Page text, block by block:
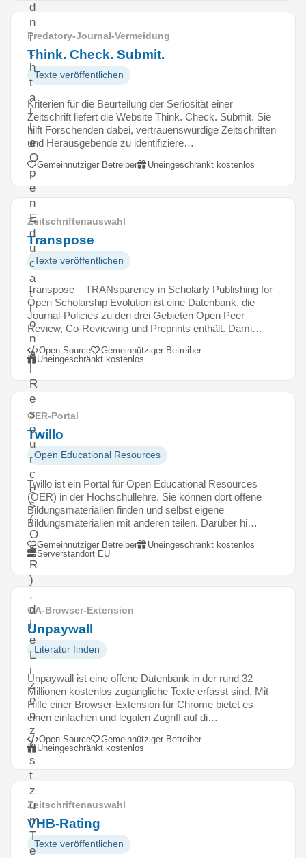
d
n
i
c
h
t
a
l
l
e
O
p
e
n
E
d
u
c
a
t
i
o
n
a
l
R
e
s
o
u
r
c
e
s
(
O
E
R
)
,
d
i
e
L
i
z
e
n
z
i
s
t
z
u
m
T
e
Predatory-Journal-Vermeidung
Think. Check. Submit.
Texte veröffentlichen
Kriterien für die Beurteilung der Seriosität einer
Zeitschrift liefert die Website Think. Check. Submit. Sie
hilft Forschenden dabei, vertrauenswürdige Zeitschriften
und Herausgebende zu identifiziere…
Gemeinnütziger Betreiber Uneingeschränkt kostenlos
Zeitschriftenauswahl
Transpose
Texte veröffentlichen
Transpose – TRANsparency in Scholarly Publishing for
Open Scholarship Evolution ist eine Datenbank, die
Journal-Policies zu den drei Gebieten Open Peer
Review, Co-Reviewing und Preprints enthält. Dami…
Open Source
Gemeinnütziger Betreiber
Uneingeschränkt kostenlos
OER-Portal
Twillo
Open Educational Resources
Twillo ist ein Portal für Open Educational Resources
(OER) in der Hochschullehre. Sie können dort offene
Bildungsmaterialien finden und selbst eigene
Bildungsmaterialien mit anderen teilen. Darüber hi…
Gemeinnütziger Betreiber
Uneingeschränkt kostenlos
Serverstandort EU
OA-Browser-Extension
Unpaywall
Literatur finden
Unpaywall ist eine offene Datenbank in der rund 32
Millionen kostenlos zugängliche Texte erfasst sind. Mit
Hilfe einer Browser-Extension für Chrome bietet es
einen einfachen und legalen Zugriff auf di…
Open Source
Gemeinnütziger Betreiber
Uneingeschränkt kostenlos
Zeitschriftenauswahl
VHB-Rating
Texte veröffentlichen